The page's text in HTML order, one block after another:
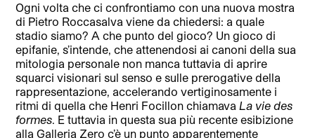
Ogni volta che ci confrontiamo con una nuova mostra
di Pietro Roccasalva viene da chiedersi: a quale
stadio siamo? A che punto del gioco? Un gioco di
epifanie, s’intende, che attenendosi ai canoni della sua
mitologia personale non manca tuttavia di aprire
squarci visionari sul senso e sulle prerogative della
rappresentazione, accelerando vertiginosamente i
ritmi di quella che Henri Focillon chiamavaLa vie des
formes. E tuttavia in questa sua più recente esibizione
alla Galleria Zero c’è un punto apparentemente